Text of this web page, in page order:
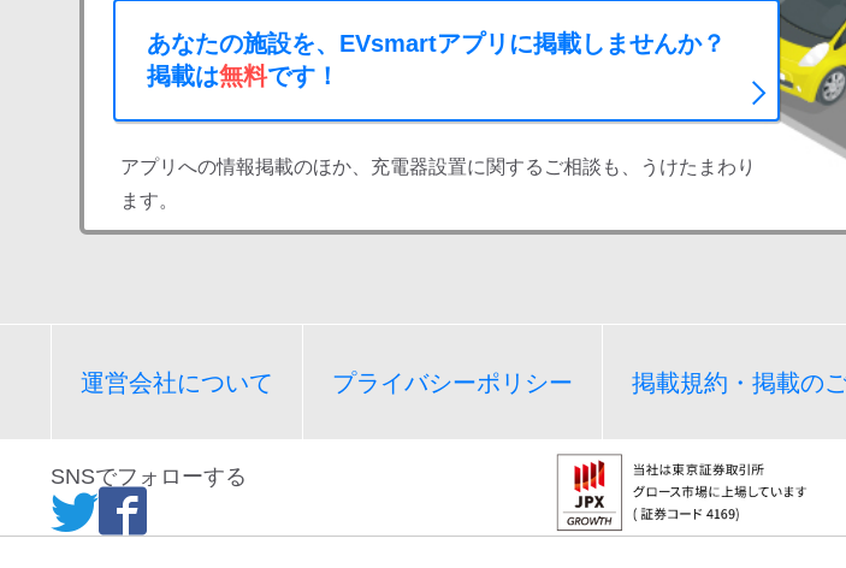
あなたの施設を、EVsmartアプリに掲載しませんか？
掲載は無料です！
アプリへの情報掲載のほか、充電器設置に関するご相談も、うけたまわり
ます。
運営会社について プライバシーポリシー 掲載規約・掲載の
SNSでフォローする